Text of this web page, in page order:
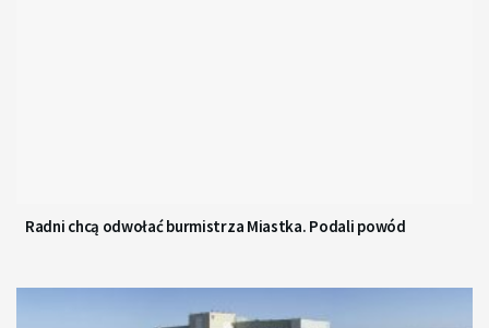
Radni chcą odwołać burmistrza Miastka. Podali powód